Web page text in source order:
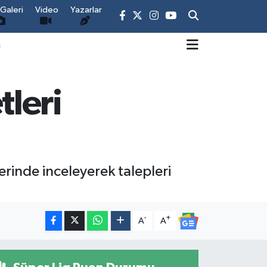
Video Yazarlar
inceleyerek talepleri
A- A+